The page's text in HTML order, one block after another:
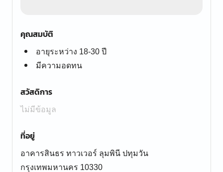
คุณสมบัติ
อายุระหว่าง 18-30 ปี
มีความอดทน
สวัสดิการ
ไม่มีข้อมูล
ที่อยู่
อาคารสินธร ทาวเวอร์ ลุมพินี ปทุมวัน
กรุงเทพมหานคร 10330